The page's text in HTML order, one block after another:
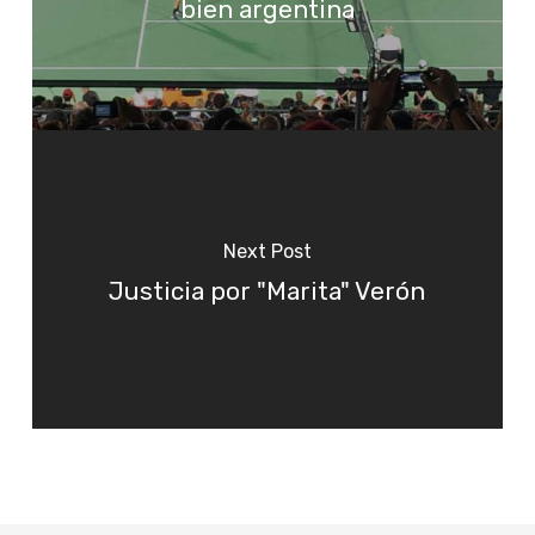
bien argentina
Next Post
Justicia por "Marita" Verón